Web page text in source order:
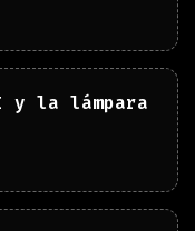
y la lámpara